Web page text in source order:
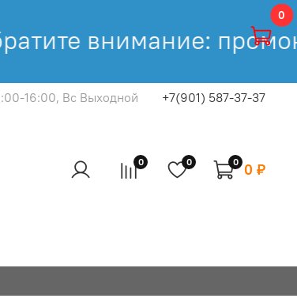
внимание:
16:00, Вс Выходной +7(901) 587-37-37
0 0 0 0 ₽
0